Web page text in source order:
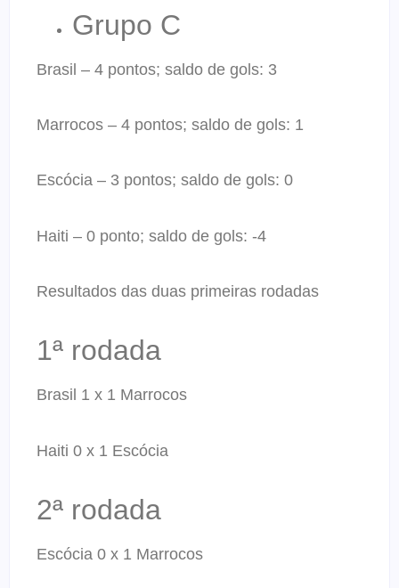
Grupo C
Brasil – 4 pontos; saldo de gols: 3
Marrocos – 4 pontos; saldo de gols: 1
Escócia – 3 pontos; saldo de gols: 0
Haiti – 0 ponto; saldo de gols: -4
Resultados das duas primeiras rodadas
1ª rodada
Brasil 1 x 1 Marrocos
Haiti 0 x 1 Escócia
2ª rodada
Escócia 0 x 1 Marrocos